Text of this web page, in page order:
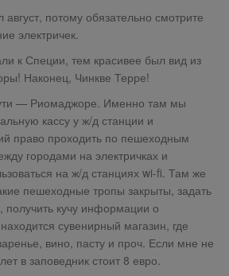
потому обязательно смотрите
электричек.
к Специи, тем красивее был вид из
Наконец, Чинкве Терре!
— Риомаджоре. Именно там мы
кассу у ж/д станции и
право проходить по пешеходным
городами на электричках и
на ж/д станциях wi-fi. Там же
пешеходные тропы закрыты, задать
получить кучу информации о
сувенирный магазин, где
вино, пасту и проч. Если мне не
в заповедник стоит 8 евро.